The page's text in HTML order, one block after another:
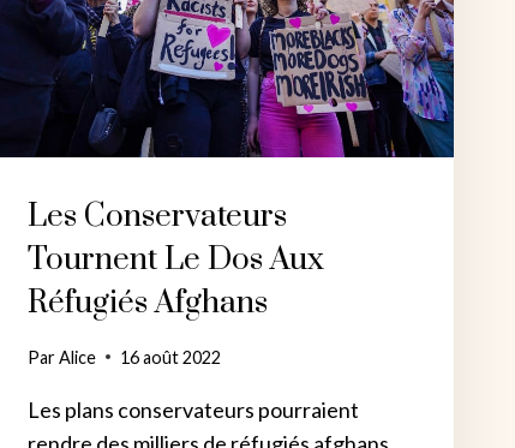
ACTION
MILITANTE
PLUS
LARGE
Les Conservateurs
Tournent Le Dos Aux
Réfugiés Afghans
ParAlice 16 août 2022
Les plans conservateurs pourraient